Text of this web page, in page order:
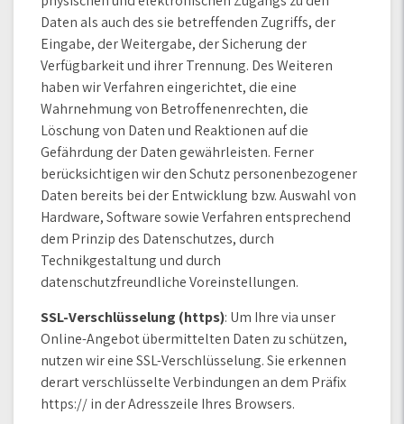
Daten als auch des sie betreffenden Zugriffs, der
Eingabe, der Weitergabe, der Sicherung der
Verfügbarkeit und ihrer Trennung. Des Weiteren
haben wir Verfahren eingerichtet, die eine
Wahrnehmung von Betroffenenrechten, die
Löschung von Daten und Reaktionen auf die
Gefährdung der Daten gewährleisten. Ferner
berücksichtigen wir den Schutz personenbezogener
Daten bereits bei der Entwicklung bzw. Auswahl von
Hardware, Software sowie Verfahren entsprechend
dem Prinzip des Datenschutzes, durch
Technikgestaltung und durch
datenschutzfreundliche Voreinstellungen.
SSL-Verschlüsselung (https): Um Ihre via unser
Online-Angebot übermittelten Daten zu schützen,
nutzen wir eine SSL-Verschlüsselung. Sie erkennen
derart verschlüsselte Verbindungen an dem Präfix
https:// in der Adresszeile Ihres Browsers.